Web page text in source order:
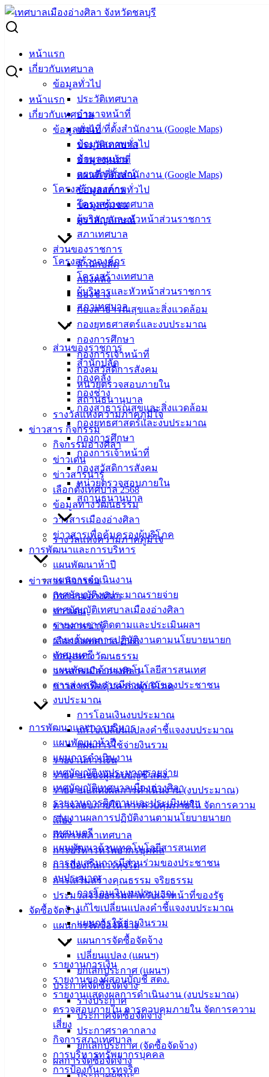
Skip
to
content
หน้าแรก
เกี่ยวกับเทศบาล
ข้อมูลทั่วไป
ประวัติเทศบาล
อำนาจหน้าที่
แผนที่/ที่ตั้งสำนักงาน (Google Maps)
ข้อมูลสภาพทั่วไป
ข้อมูลชุมชน
ตราสัญลักษณ์
โครงสร้างองค์กร
โครงสร้างเทศบาล
ผู้บริหารและหัวหน้าส่วนราชการ
สภาเทศบาล
ส่วนของราชการ
สำนักปลัด
กองคลัง
กองช่าง
กองสาธารณสุขและสิ่งแวดล้อม
กองยุทธศาสตร์และงบประมาณ
กองการศึกษา
กองการเจ้าหน้าที่
กองสวัสดิการสังคม
หน่วยตรวจสอบภายใน
สถานธนานุบาล
รางวัลแห่งความภาคภูมิใจ
ข่าวสาร กิจกรรม
กิจกรรมอ่างศิลา
ข่าวเด่น
ข่าวสารน่ารู้
เลือกตั้งเทศบาล 2568
ข้อมูลทางวัฒนธรรม
วารสารเมืองอ่างศิลา
ข่าวสารเพื่อคุ้มครองผู้บริโภค
การพัฒนาและการบริหาร
แผนพัฒนาห้าปี
แผนการดำเนินงาน
เทศบัญญัติงบประมาณรายจ่าย
เทศบัญญัติเทศบาลเมืองอ่างศิลา
รายงานการติดตามและประเมินผลฯ
รายงานผลการปฏิบัติงานตามนโยบายนายก
เทศมนตรี
แผนพัฒนาด้านเทคโนโลยีสารสนเทศ
การส่งเสริมการมีส่วนร่วมของประชาชน
งบประมาณ
การโอนเงินงบประมาณ
แก้ไขเปลี่ยนแปลงคำชี้แจงงบประมาณ
แผนการใช้จ่ายงินรวม
รายงานการเงิน
รายงานของผู้สอบบัญชี สตง.
รายงานแสดงผลการดำเนินงาน (งบประมาณ)
ตรวจสอบภายใน การควบคุมภายใน จัดการความ
เสี่ยง
กิจการสภาเทศบาล
การบริหารทรัพยากรบุคคล
การป้องกันการทุจริต
การเสริมสร้างคุณธรรม จริยธรรม
ประมวลจริยธรรมสำหรับเจ้าหน้าที่ของรัฐ
จัดซื้อจัดจ้าง
แผนการจัดซื้อจัดจ้าง
แผนการจัดซื้อจัดจ้าง
เปลี่ยนแปลง (แผนฯ)
ยกเลิกประกาศ (แผนฯ)
ประกาศจัดซื้อจัดจ้าง
ร่างประกาศ
ประกาศจัดซื้อจัดจ้าง
ประกาศราคากลาง
ยกเลิกประกาศ (จัดซื้อจัดจ้าง)
ผลการจัดซื้อจัดจ้าง
หน้าแรก
เกี่ยวกับเทศบาล
ข้อมูลทั่วไป
ประวัติเทศบาล
อำนาจหน้าที่
แผนที่/ที่ตั้งสำนักงาน (Google Maps)
ข้อมูลสภาพทั่วไป
ข้อมูลชุมชน
ตราสัญลักษณ์
โครงสร้างองค์กร
โครงสร้างเทศบาล
ผู้บริหารและหัวหน้าส่วนราชการ
สภาเทศบาล
ส่วนของราชการ
สำนักปลัด
กองคลัง
กองช่าง
กองสาธารณสุขและสิ่งแวดล้อม
กองยุทธศาสตร์และงบประมาณ
กองการศึกษา
กองการเจ้าหน้าที่
กองสวัสดิการสังคม
หน่วยตรวจสอบภายใน
สถานธนานุบาล
รางวัลแห่งความภาคภูมิใจ
ข่าวสาร กิจกรรม
กิจกรรมอ่างศิลา
ข่าวเด่น
ข่าวสารน่ารู้
เลือกตั้งเทศบาล 2568
ข้อมูลทางวัฒนธรรม
วารสารเมืองอ่างศิลา
ข่าวสารเพื่อคุ้มครองผู้บริโภค
การพัฒนาและการบริหาร
แผนพัฒนาห้าปี
แผนการดำเนินงาน
เทศบัญญัติงบประมาณรายจ่าย
เทศบัญญัติเทศบาลเมืองอ่างศิลา
รายงานการติดตามและประเมินผลฯ
รายงานผลการปฏิบัติงานตามนโยบายนายก
เทศมนตรี
แผนพัฒนาด้านเทคโนโลยีสารสนเทศ
การส่งเสริมการมีส่วนร่วมของประชาชน
งบประมาณ
การโอนเงินงบประมาณ
แก้ไขเปลี่ยนแปลงคำชี้แจงงบประมาณ
แผนการใช้จ่ายงินรวม
รายงานการเงิน
รายงานของผู้สอบบัญชี สตง.
รายงานแสดงผลการดำเนินงาน (งบประมาณ)
ตรวจสอบภายใน การควบคุมภายใน จัดการความ
เสี่ยง
กิจการสภาเทศบาล
การบริหารทรัพยากรบุคคล
การป้องกันการทุจริต
Search
การประชุมหญ้าแฝกนานาชาติ ครั้งที่ 7
การประชุมหญ้าแฝกนานาชาติ ครั้งที่ 7
พฤษภาคม 10, 2023พฤษภาคม 10, 2023
ข่าวสารน่ารู้
การประชุมหญ้าแฝกนานาชาติ ครั้งที่ 7 ดาวน์โหลด
เทศบาล
อ.เมือง จ.ชลบุรี
บริการ
ประชาชน
ดาวน์โหลด
ฟอร์ม,
เอกสาร
สำหรับ
ประชาชน/
คู่มือการ
ข่าวสาร
ข้อมูล
ข่าวสาร
อิเล็กทรอนิกส์
องค์
ความรู้
(Knowledge
Management)
เทศบาล
สายตรง
นายก
ประวัติ
เทศบาล
ผู้บริหาร
และ
หัวหน้า
สภา
เทศบาล
สงวนลิขสิทธิ์ © 2563 เทศบาลเมืองอ่างศิลา จังหวัดชลบุรี |
angsilacity.go.th | Powered byBuuscript